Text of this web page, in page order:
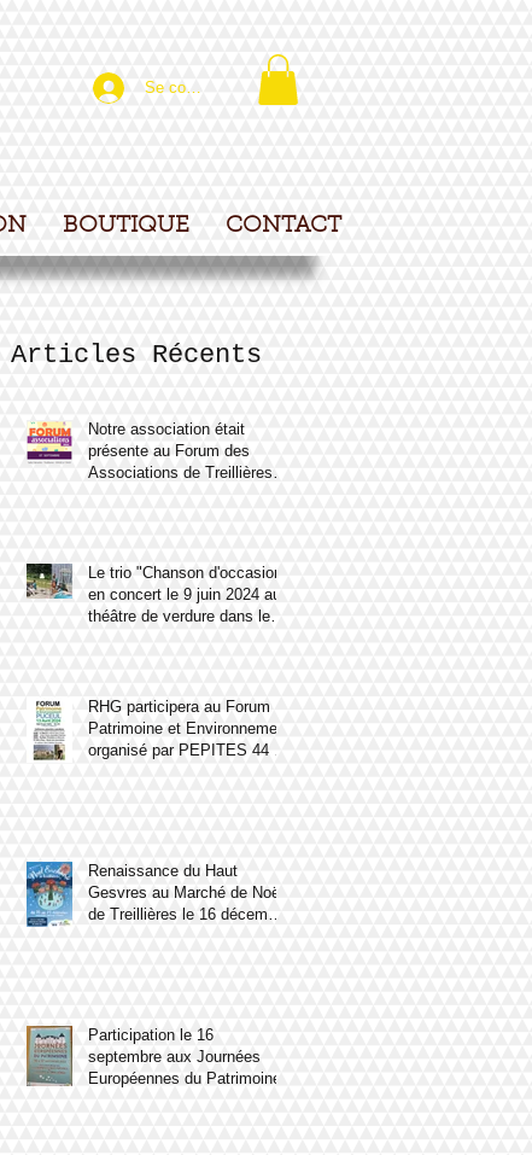
Se connecter
BOUTIQUE CONTACT
Articles Récents
Notre association était
présente au Forum des
Associations de Treillières le
Le trio "Chanson d'occasion"
en concert le 9 juin 2024 au
théâtre de verdure dans le
RHG participera au Forum
Patrimoine et Environnement
organisé par PEPITES 44 le
Renaissance du Haut
Gesvres au Marché de Noël
de Treillières le 16 décembre
Participation le 16
septembre aux Journées
Européennes du Patrimoine